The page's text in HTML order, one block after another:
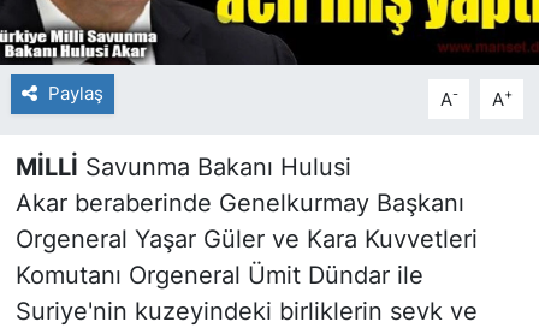
Paylaş A- A+
MİLLİ Savunma Bakanı Hulusi
Akar beraberinde Genelkurmay Başkanı
Orgeneral Yaşar Güler ve Kara Kuvvetleri
Komutanı Orgeneral Ümit Dündar ile
Suriye'nin kuzeyindeki birliklerin sevk ve